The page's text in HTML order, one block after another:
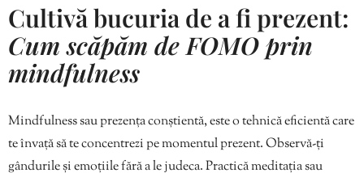
Cultivă bucuria de a fi prezent:
Cum scăpăm de FOMO prin
mindfulness
Mindfulness sau prezența conștientă, este o tehnică eficientă care
te învață să te concentrezi pe momentul prezent. Observă-ți
gândurile și emoțiile fără a le judeca. Practică meditația sau